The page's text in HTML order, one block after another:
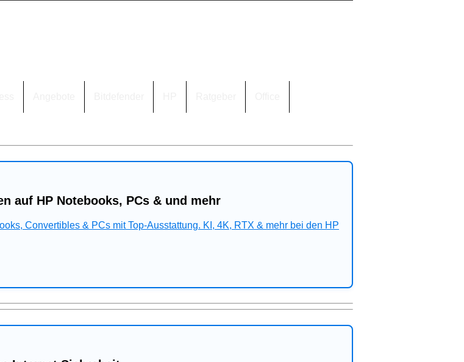
auf HP Notebooks, PCs & und mehr
Convertibles & PCs mit Top-Ausstattung. KI, 4K, RTX & mehr bei den HP